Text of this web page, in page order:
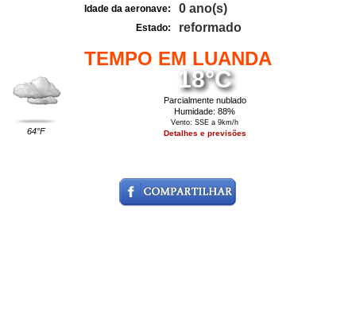
Idade da aeronave:
0 ano(s)
Estado: reformado
TEMPO EM LUANDA
64°F
18°C
Parcialmente nublado
Humidade: 88%
Vento: SSE a 9km/h
Detalhes e previsões